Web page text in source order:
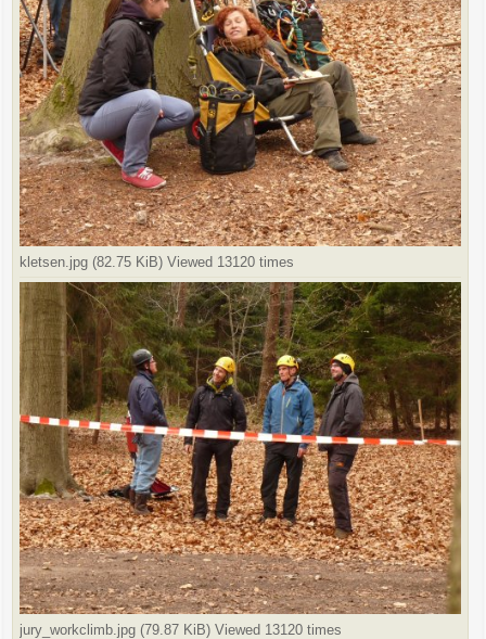
kletsen.jpg (82.75 KiB) Viewed 13120 times
jury_workclimb.jpg (79.87 KiB) Viewed 13120 times